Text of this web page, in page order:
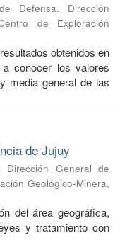
Defensa. Dirección
de Exploración
obtenidos en
conocer los valores
media general de las
de Jujuy
Dirección General de
Geológico-Minera,
del área geográfica,
y tratamiento con